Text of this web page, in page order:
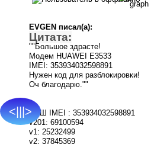
<|||>
EVGEN писал(а):
Цитата:
""Большое здрасте!
Модем HUAWEI E3533
IMEI: 353934032598891
Нужен код для разблокировки!
Оч благодарю.""
ВАШ IMEI : 353934032598891
v201: 69100594
v1: 25232499
v2: 37845369